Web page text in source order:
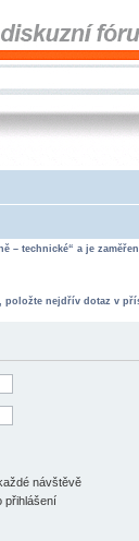
– technické“ a je
, položte nejdřív dotaz v
návštěvě
přihlášení